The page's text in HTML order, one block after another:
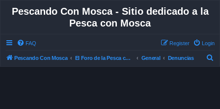
Pescando Con Mosca - Sitio dedicado a la
Pesca con Mosca
FAQ Login
Register
Pescando Con Mosca El Foro de la Pesca con Mosca en Chile General Denuncias